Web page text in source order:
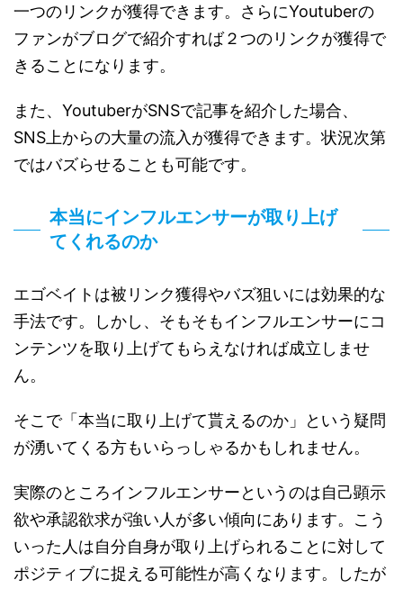
一つのリンクが獲得できます。さらにYoutuberの
ファンがブログで紹介すれば２つのリンクが獲得で
きることになります。
また、YoutuberがSNSで記事を紹介した場合、
SNS上からの大量の流入が獲得できます。状況次第
ではバズらせることも可能です。
本当にインフルエンサーが取り上げ
てくれるのか
エゴベイトは被リンク獲得やバズ狙いには効果的な
手法です。しかし、そもそもインフルエンサーにコ
ンテンツを取り上げてもらえなければ成立しませ
ん。
そこで「本当に取り上げて貰えるのか」という疑問
が湧いてくる方もいらっしゃるかもしれません。
実際のところインフルエンサーというのは自己顕示
欲や承認欲求が強い人が多い傾向にあります。こう
いった人は自分自身が取り上げられることに対して
ポジティブに捉える可能性が高くなります。したが